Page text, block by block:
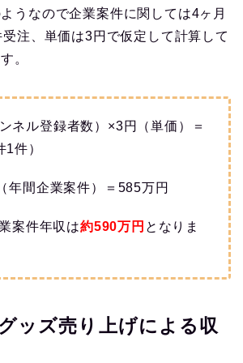
うなので企業案件に関しては4ヶ月
注、単価は3円で仮定して計算して
。
ネル登録者数）×3円（単価）＝
件）
年間企業案件）＝585万円
案件年収は約590万円 となりま
ッズ売り上げによる収